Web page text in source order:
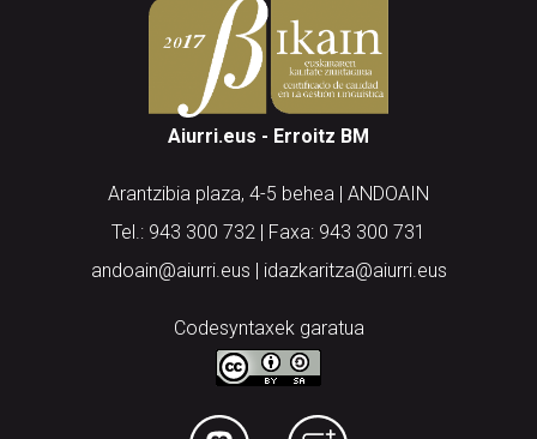
Aiurri.eus - Erroitz BM
Arantzibia plaza, 4-5 behea | ANDOAIN
Tel.: 943 300 732 | Faxa: 943 300 731
andoain@aiurri.eus | idazkaritza@aiurri.eus
Codesyntaxek garatua